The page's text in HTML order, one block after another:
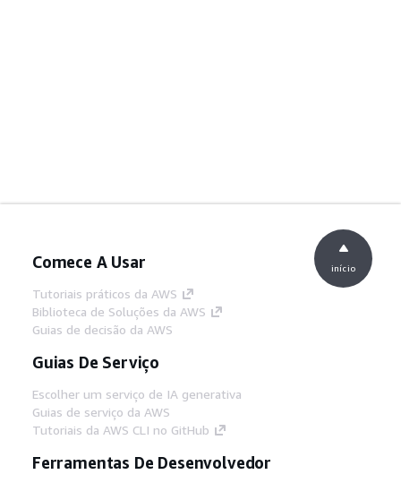
Comece A Usar
Tutoriais práticos da AWS
Biblioteca de Soluções da AWS
Guias de decisão da AWS
Guias De Serviço
Escolher um serviço de IA generativa
Guias de serviço da AWS
Tutoriais da AWS CLI no GitHub
Ferramentas De Desenvolvedor
início